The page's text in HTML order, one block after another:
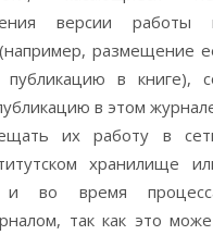
версии работы
размещение
публикацию в книге),
в этом
их работу в
хранилище
и во время
так как это